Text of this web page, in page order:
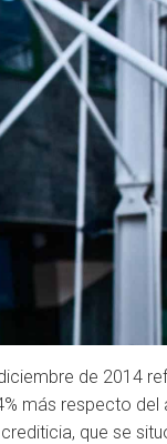
de 2014
más respecto
que se